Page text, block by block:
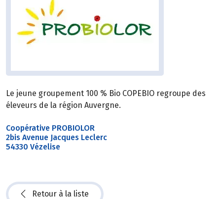
Le jeune groupement 100 % Bio COPEBIO regroupe des
éleveurs de la région Auvergne.
Coopérative PROBIOLOR
2bis Avenue Jacques Leclerc
54330 Vézelise
Retour à la liste